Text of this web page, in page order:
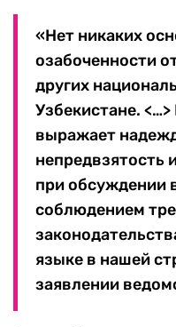
«Нет никаких
озабоченности
других
Узбекистане.
выражает
непредвзятость
при обсуждении
соблюдением
языке в нашей
заявлении